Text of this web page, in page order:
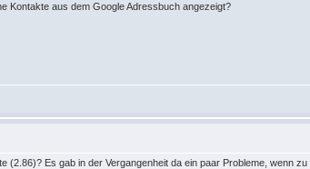
Kontakte aus dem Google Adressbuch angezeigt?
(2.86)? Es gab in der Vergangenheit da ein paar Probleme, wenn